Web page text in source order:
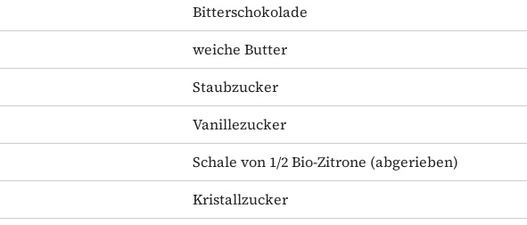
Bitterschokolade
weiche Butter
Staubzucker
Vanillezucker
Schale von 1/2 Bio-Zitrone (abgerieben)
Kristallzucker